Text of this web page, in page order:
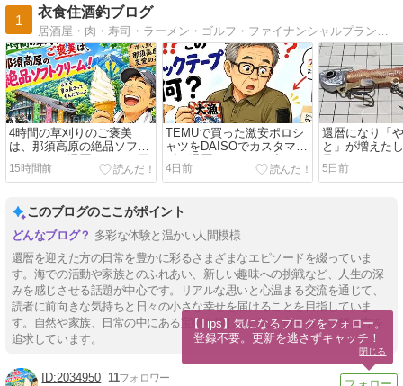
1
衣食住酒釣ブログ
4時間の草刈りのご褒美
は、那須高原の絶品ソフト
クリーム！還暦おじさん夏
の寄り道
15時間前
TEMUで買った激安ポロシ
ャツをDAISOでカスタマイ
ズ！還暦おじさんの小さな
発見
4日前
還暦になり「
と」が増えた
足りない…そ
てみた
5日前
このブログのここがポイント
多彩な体験と温かい人間模様
還暦を迎えた方の日常を豊かに彩るさまざまなエピソードを綴っていま
す。海での活動や家族とのふれあい、新しい趣味への挑戦など、人生の深
みを感じさせる話題が中心です。リアルな思いと心温まる交流を通じて、
読者に前向きな気持ちと日々の小さな幸せを届けることを目指していま
す。自然や家族、日常の中にある宝物を探しながら、自分らしい輝き方を
追求しています。
2034950 11
【Tips】気になるブログをフォロー。
登録不要。更新を逃さずキャッチ！
閉じる